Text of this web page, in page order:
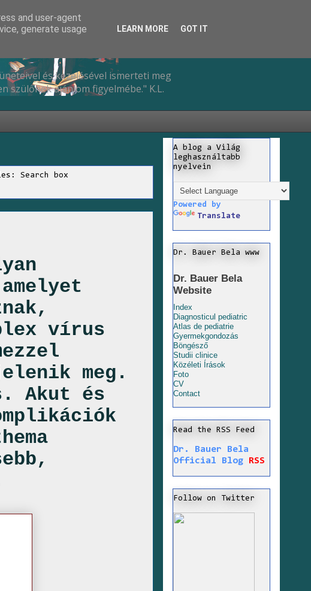
és kezelésével ismerteti meg
szülőnek ajánlom figyelmébe." K.L.
Search box
vírus
meg.
Akut és
A blog a Világ
leghasználtabb
nyelvein
Powered by
Translate
Dr. Bauer Bela www
Dr. Bauer Bela
Website
Index
Diagnosticul pediatric
Atlas de pediatrie
Gyermekgondozás
Böngésző
Studii clinice
Közéleti Írások
Foto
CV
Contact
Read the RSS Feed
Dr. Bauer Bela
Official Blog
RSS
Follow on Twitter
and user-agent
generate usage
LEARN MORE GOT IT